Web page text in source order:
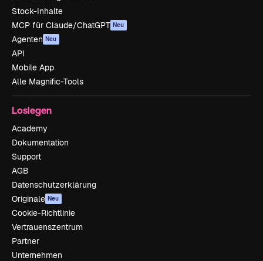
Stock-Inhalte
MCP für Claude/ChatGPT Neu
Agenten Neu
API
Mobile App
Alle Magnific-Tools
Loslegen
Academy
Dokumentation
Support
AGB
Datenschutzerklärung
Originale Neu
Cookie-Richtlinie
Vertrauenszentrum
Partner
Unternehmen